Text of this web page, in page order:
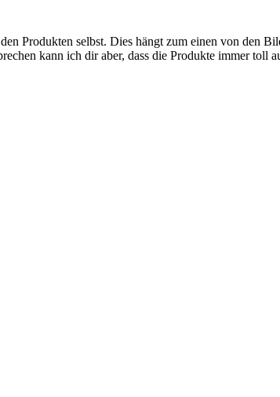
Produkten selbst. Dies hängt zum einen von den
kann ich dir aber, dass die Produkte immer toll